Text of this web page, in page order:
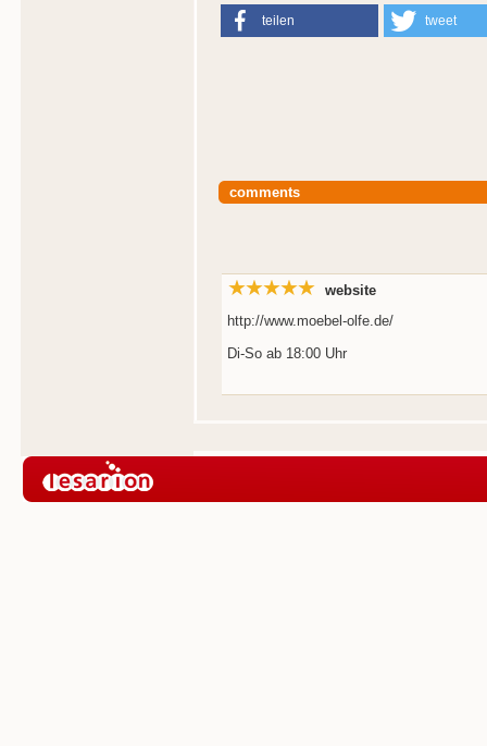
teilen tweet
comments
website
http://www.moebel-olfe.de/
Di-So ab 18:00 Uhr